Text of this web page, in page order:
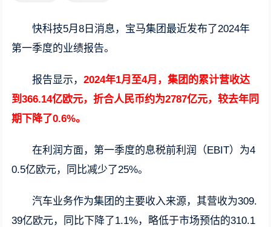
快科技5月8日消息，宝马集团最近发布了2024年
第一季度的业绩报告。
报告显示，2024年1月至4月，集团的累计营收达
到366.14亿欧元，折合人民币约为2787亿元，较去年同
期下降了0.6%。
在利润方面，第一季度的息税前利润（EBIT）为4
0.5亿欧元，同比减少了25%。
汽车业务作为集团的主要收入来源，其营收为309.
39亿欧元，同比下降了1.1%，略低于市场预估的310.1